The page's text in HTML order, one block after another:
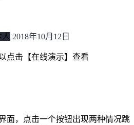
2018年10月12日
点击【在线演示】查看
面，点击一个按钮出现两种情况跳